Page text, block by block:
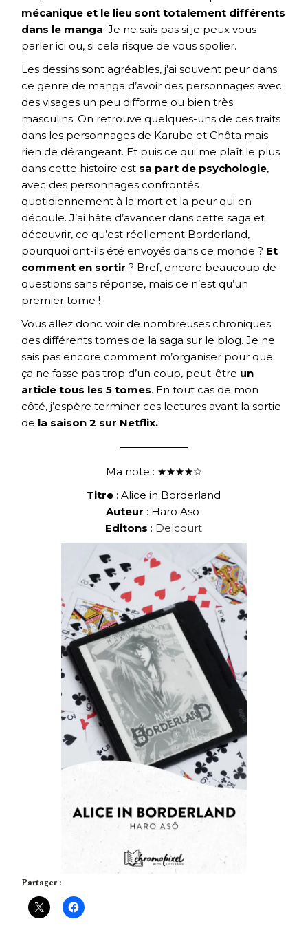
mécanique et le lieu sont totalement différents
dans le manga. Je ne sais pas si je peux vous
parler ici ou, si cela risque de vous spolier.
Les dessins sont agréables, j’ai souvent peur dans
ce genre de manga d’avoir des personnages avec
des visages un peu difforme ou bien très
masculins. On retrouve quelques-uns de ces traits
dans les personnages de Karube et Chôta mais
rien de dérangeant. Et puis ce qui me plaît le plus
dans cette histoire est sa part de psychologie,
avec des personnages confrontés
quotidiennement à la mort et la peur qui en
découle. J’ai hâte d’avancer dans cette saga et
découvrir, ce qu’est réellement Borderland,
pourquoi ont-ils été envoyés dans ce monde ? Et
comment en sortir ? Bref, encore beaucoup de
questions sans réponse, mais ce n’est qu’un
premier tome !
Vous allez donc voir de nombreuses chroniques
des différents tomes de la saga sur le blog. Je ne
sais pas encore comment m’organiser pour que
ça ne fasse pas trop d’un coup, peut-être un
article tous les 5 tomes. En tout cas de mon
côté, j’espère terminer ces lectures avant la sortie
de la saison 2 sur Netflix.
Ma note : ★★★★☆
Titre : Alice in Borderland
Auteur : Haro Asō
Editons : Delcourt
Partager :